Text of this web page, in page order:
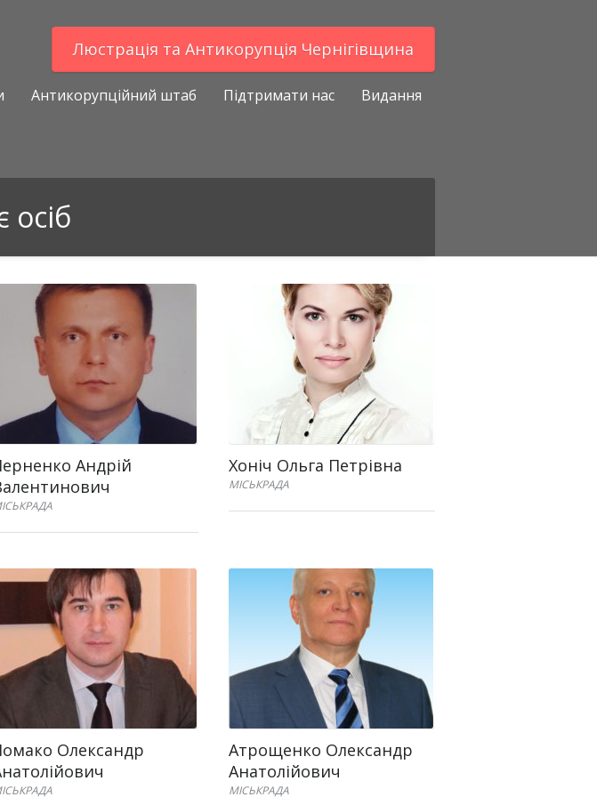
Люстрацiя та Антикорупцiя Чернігівщина
Антикорупційний штаб Підтримати нас Видання
осіб
Андрій
Хоніч Ольга Петрівна
МІСЬКРАДА
Олександр
Атрощенко Олександр
Анатолійович
МІСЬКРАДА